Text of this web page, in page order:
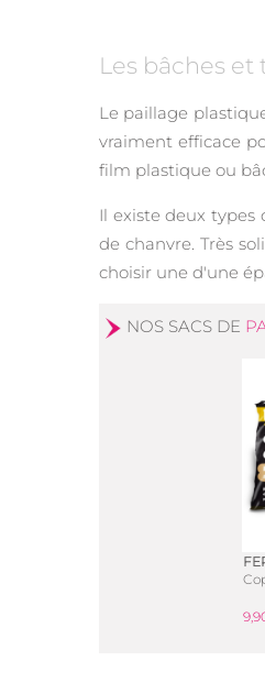
Les bâches et
Le paillage
vraiment efficace
film plastique ou
Il existe deux types
de chanvre. Très
choisir une d'une
NOS SACS DE